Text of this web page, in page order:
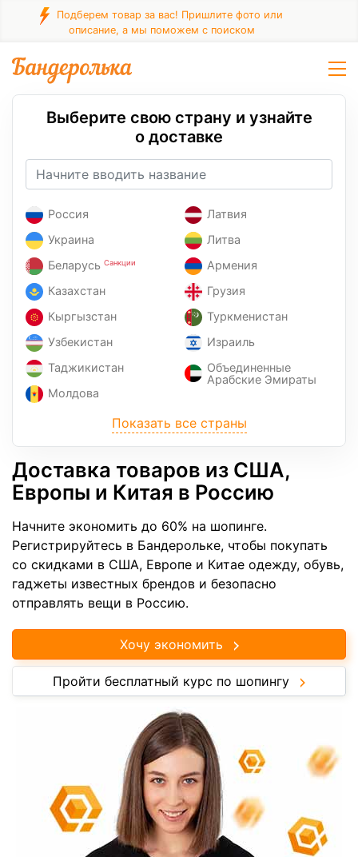
Подберем товар за вас! Пришлите фото или
описание, а мы поможем с поиском
Выберите свою страну и узнайте
о доставке
Россия
Украина
Беларусь Санкции
Казахстан
Кыргызстан
Узбекистан
Таджикистан
Молдова
Латвия
Литва
Армения
Грузия
Туркменистан
Израиль
Объединенные
Арабские Эмираты
Показать все страны
Доставка товаров из США,
Европы и Китая в Россию
Начните экономить до 60% на шопинге.
Регистрируйтесь в Бандерольке, чтобы покупать
со скидками в США, Европе и Китае одежду, обувь,
гаджеты известных брендов и безопасно
отправлять вещи в Россию.
Хочу экономить
Пройти бесплатный курс по шопингу